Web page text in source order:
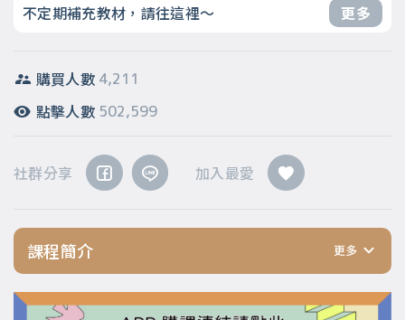
不定期補充教材，請往這裡～ 更多
購買人數 4,211
點擊人數 502,599
社群分享 加入最愛
課程簡介